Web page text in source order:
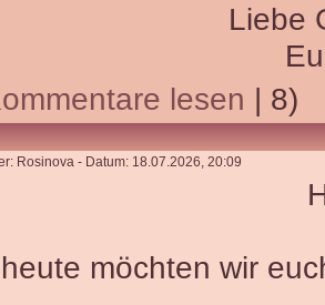
Liebe
lesen | 8)
Rosinova - Datum: 18.07.2026, 20:09
heute möchten wir